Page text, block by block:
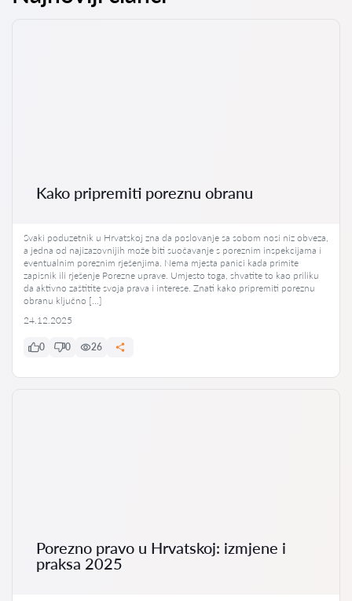
Kako pripremiti poreznu obranu
Svaki poduzetnik u Hrvatskoj zna da poslovanje sa sobom nosi niz obveza,
a jedna od najizazovnijih može biti suočavanje s poreznim inspekcijama i
eventualnim poreznim rješenjima. Nema mjesta panici kada primite
zapisnik ili rješenje Porezne uprave. Umjesto toga, shvatite to kao priliku
da aktivno zaštitite svoja prava i interese. Znati kako pripremiti poreznu
obranu ključno […]
24.12.2025
0 0 26
Porezno pravo u Hrvatskoj: izmjene i
praksa 2025